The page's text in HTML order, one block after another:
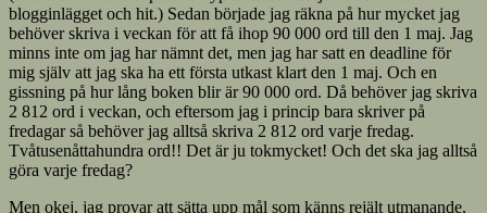
blogginlägget och hit.) Sedan började jag räkna på hur mycket jag
behöver skriva i veckan för att få ihop 90 000 ord till den 1 maj. Jag
minns inte om jag har nämnt det, men jag har satt en deadline för
mig själv att jag ska ha ett första utkast klart den 1 maj. Och en
gissning på hur lång boken blir är 90 000 ord. Då behöver jag skriva
2 812 ord i veckan, och eftersom jag i princip bara skriver på
fredagar så behöver jag alltså skriva 2 812 ord varje fredag.
Tvåtusenåttahundra ord!! Det är ju tokmycket! Och det ska jag alltså
göra varje fredag?
Men okej, jag provar att sätta upp mål som känns rejält utmanande,